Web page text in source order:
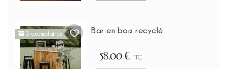
3 exemplaires Bar en bois recyclé
58,00 € TTC